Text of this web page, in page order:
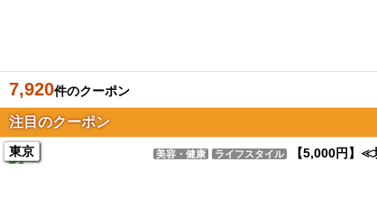
7,920件のクーポン
注目のクーポン
東京 美容・健康 ライフスタイル 【5,000円】≪